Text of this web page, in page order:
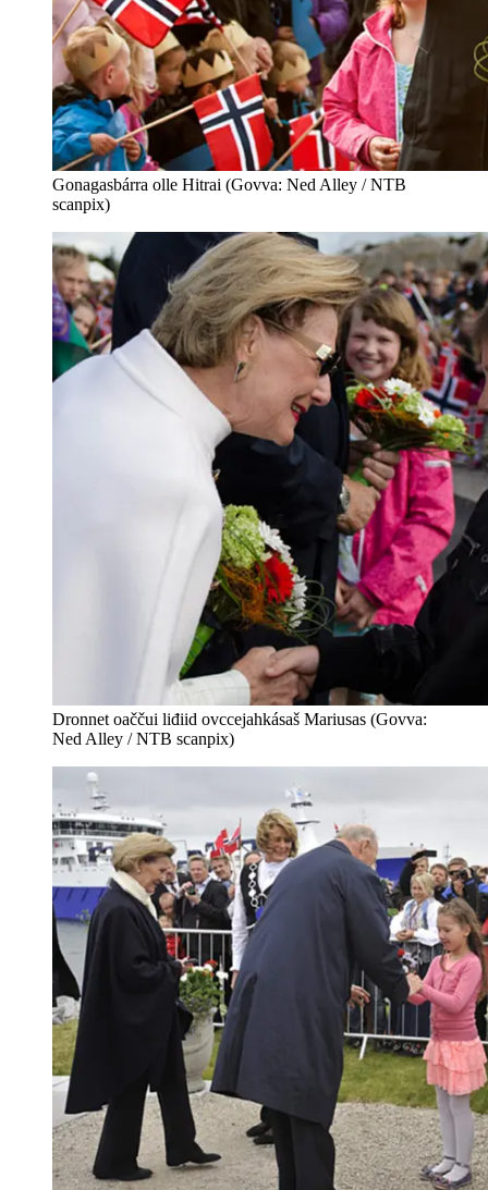
Gonagasbárra olle Hitrai (Govva: Ned Alley / NTB
scanpix)
Dronnet oaččui liđiid ovccejahkásaš Mariusas (Govva:
Ned Alley / NTB scanpix)